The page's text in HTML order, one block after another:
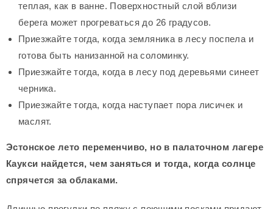
теплая, как в ванне. Поверхностный слой вблизи
берега может прогреваться до 26 градусов.
Приезжайте тогда, когда земляника в лесу поспела и
готова быть нанизанной на соломинку.
Приезжайте тогда, когда в лесу под деревьями синеет
черника.
Приезжайте тогда, когда наступает пора лисичек и
маслят.
Эстонское лето переменчиво, но в палаточном лагере
Каукси найдется, чем заняться и тогда, когда солнце
спрячется за облаками.